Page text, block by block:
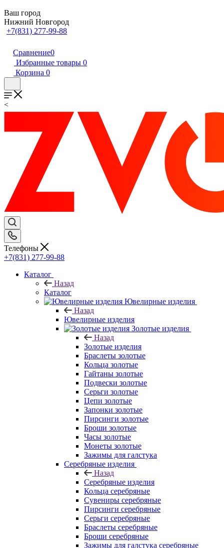
Ваш город
Нижний Новгород
+7(831) 277-99-88
Сравнение0
Избранные товары 0
Корзина 0
<
Телефоны
+7(831) 277-99-88
Каталог
Назад
Каталог
Ювелирные изделия
Назад
Ювелирные изделия
Золотые изделия
Назад
Золотые изделия
Браслеты золотые
Кольца золотые
Гайтаны золотые
Подвески золотые
Серьги золотые
Цепи золотые
Запонки золотые
Пирсинги золотые
Броши золотые
Часы золотые
Монеты золотые
Зажимы для галстука
Серебряные изделия
Назад
Серебряные изделия
Кольца серебряные
Сувениры серебряные
Пирсинги серебряные
Серьги серебряные
Браслеты серебряные
Броши серебряные
Зажимы для галстука серебряные